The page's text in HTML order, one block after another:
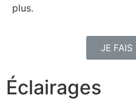
plus.
JE
Éclairages